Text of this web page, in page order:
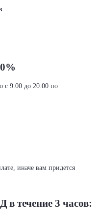
с 9:00 до 20:00 по
иначе вам придется
в течение 3 часов: